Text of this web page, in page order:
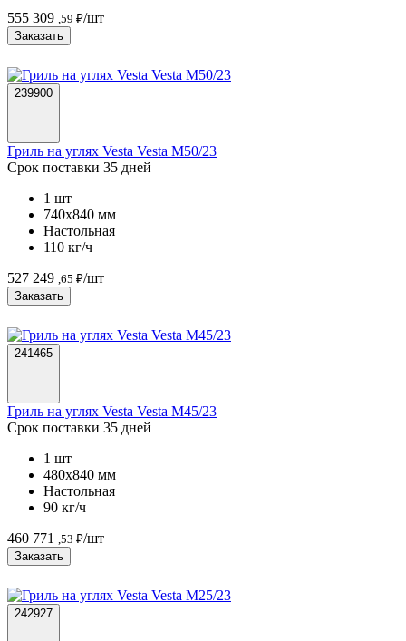
555 309 ,59 ₽/шт
Заказать
239900
Гриль на углях Vesta Vesta M50/23
Срок поставки 35 дней
1 шт
740х840 мм
Настольная
110 кг/ч
527 249 ,65 ₽/шт
Заказать
241465
Гриль на углях Vesta Vesta M45/23
Срок поставки 35 дней
1 шт
480х840 мм
Настольная
90 кг/ч
460 771
,53 ₽/шт
Заказать
242927